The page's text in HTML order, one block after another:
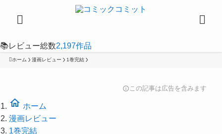
📚レビュー総数2,197作品
ホーム 漫画レビュー 1巻完結
infoこの記事は広告を含みます
home ホーム
漫画レビュー
1巻完結